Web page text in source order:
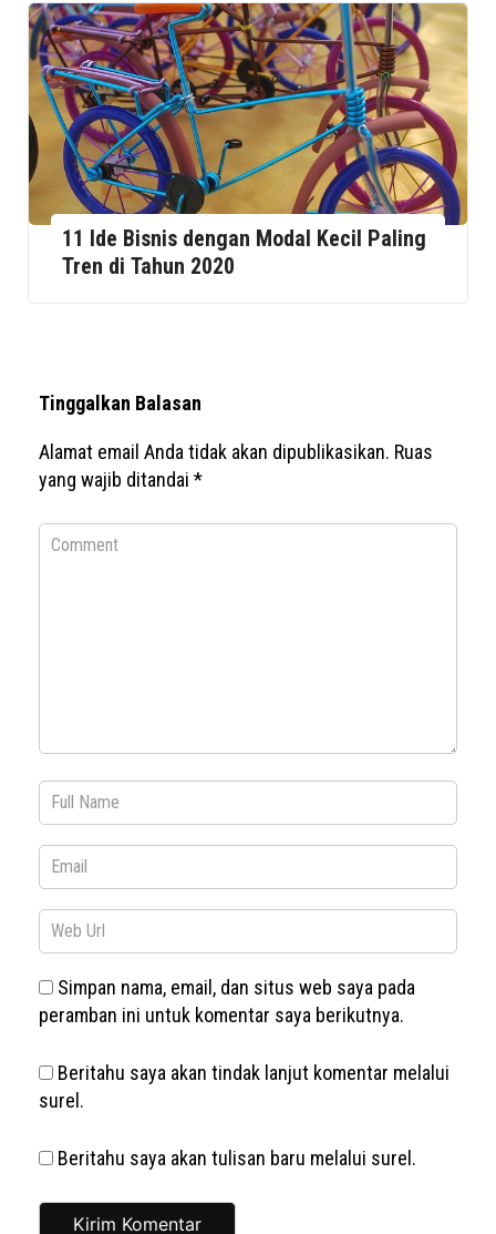
11 Ide Bisnis dengan Modal Kecil Paling
Tren di Tahun 2020
Tinggalkan Balasan
Alamat email Anda tidak akan dipublikasikan. Ruas
yang wajib ditandai *
Simpan nama, email, dan situs web saya pada
peramban ini untuk komentar saya berikutnya.
Beritahu saya akan tindak lanjut komentar melalui
surel.
Beritahu saya akan tulisan baru melalui surel.